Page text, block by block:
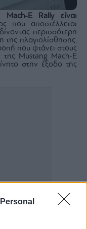
E Rally είναι
που αποστέλλεται
περισσότερη
της πλαγιολίσθησης.
που φτάνει στους
της Mustang Mach-E
στην έξοδο της